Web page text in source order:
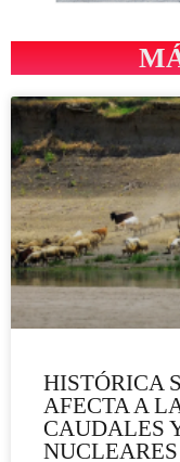
HISTÓRICA
AFECTA A
CAUDALES
NUCLEARES